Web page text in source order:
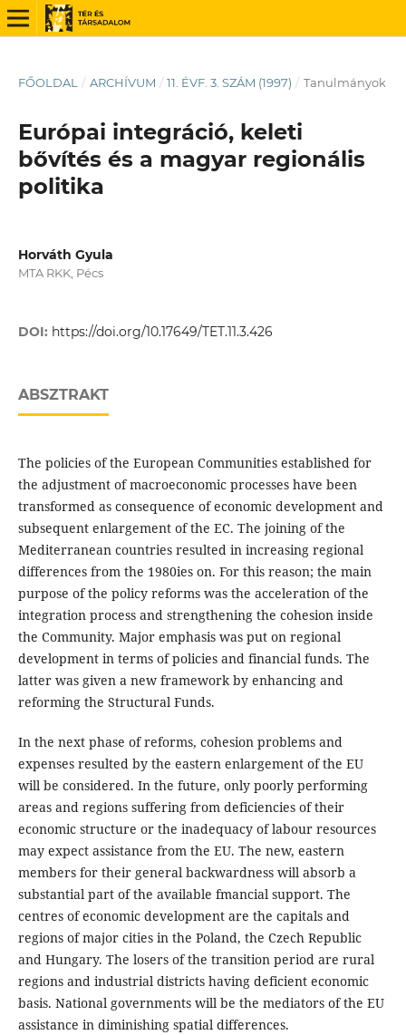
FŐOLDAL / ARCHÍVUM / 11. ÉVF. 3. SZÁM (1997) / Tanulmányok
Európai integráció, keleti
bővítés és a magyar regionális
politika
Horváth Gyula
MTA RKK, Pécs
DOI: https://doi.org/10.17649/TET.11.3.426
ABSZTRAKT
The policies of the European Communities established for
the adjustment of macroeconomic processes have been
transformed as consequence of economic development and
subsequent enlargement of the EC. The joining of the
Mediterranean countries resulted in increasing regional
differences from the 1980ies on. For this reason; the main
purpose of the policy reforms was the acceleration of the
integration process and strengthening the cohesion inside
the Community. Major emphasis was put on regional
development in terms of policies and financial funds. The
latter was given a new framework by enhancing and
reforming the Structural Funds.
In the next phase of reforms, cohesion problems and
expenses resulted by the eastern enlargement of the EU
will be considered. In the future, only poorly performing
areas and regions suffering from deficiencies of their
economic structure or the inadequacy of labour resources
may expect assistance from the EU. The new, eastern
members for their general backwardness will absorb a
substantial part of the available fmancial support. The
centres of economic development are the capitals and
regions of major cities in the Poland, the Czech Republic
and Hungary. The losers of the transition period are rural
regions and industrial districts having deficient economic
basis. National governments will be the mediators of the EU
assistance in diminishing spatial differences.